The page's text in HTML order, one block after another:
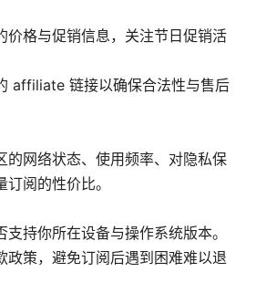
价格与促销信息，关注节日促销活
affiliate 链接以确保合法性与售后
的网络状态、使用频率、对隐私保
阅的性价比。
支持你所在设备与操作系统版本。
政策，避免订阅后遇到困难难以退